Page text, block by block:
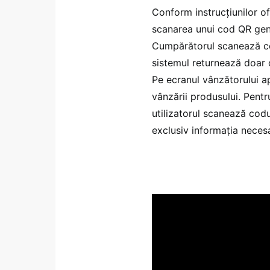
Conform instrucțiunilor
scanarea unui cod QR
Cumpărătorul scanează
sistemul returnează doar
Pe ecranul vânzătorului
vânzării produsului.
utilizatorul scanează
exclusiv informația